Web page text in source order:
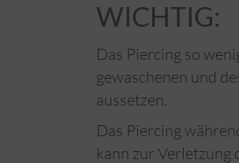
WICHTIG:
Das Piercing so
gewaschenen und
aussetzen.
Das Piercing
kann zur Verletzung